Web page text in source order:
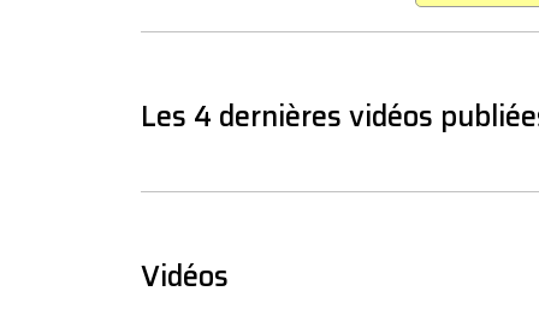
Les 4 dernières vidéos
Vidéos